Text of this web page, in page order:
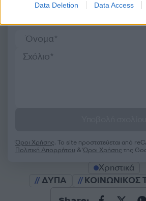
Data Deletion Data Access
Σχολίασε
Όροι Χρήσης. Το site προστατεύεται από
Πολιτική Απορρήτου &Όροι Χρήσης της
Χρηστικά
ΔΥΠΑ
ΚΟΙΝΩΝΙΚΟΣ